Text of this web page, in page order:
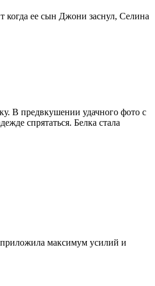
когда ее сын Джони заснул, Селина
В предвкушении удачного фото с
спрятаться. Белка стала
приложила максимум усилий и